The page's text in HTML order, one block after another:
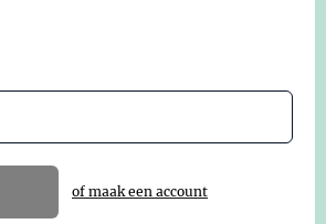
of maak een account